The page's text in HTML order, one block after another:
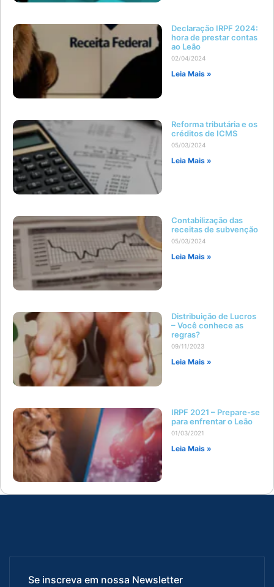
Declaração IRPF 2024:
hora de prestar contas
ao Leão
02/04/2024
Leia Mais »
Reforma tributária e os
créditos de ICMS
05/03/2024
Leia Mais »
Contabilização das
receitas de subvenção
05/03/2024
Leia Mais »
Distribuição de Lucros
– Você conhece as
regras?
09/11/2023
Leia Mais »
IRPF 2021 – Prepare-se
para enfrentar o Leão
01/03/2021
Leia Mais »
Se inscreva em nossa Newsletter